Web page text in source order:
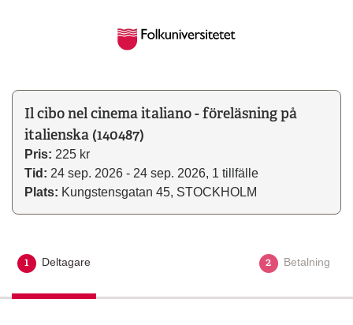
Il cibo nel cinema italiano - föreläsning på
italienska (140487)
Pris: 225 kr
Tid: 24 sep. 2026 - 24 sep. 2026, 1 tillfälle
Plats: Kungstensgatan 45, STOCKHOLM
1 Aktuellt steg
Deltagare 2 Betalning